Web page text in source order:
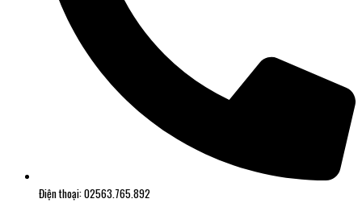
Điện thoại: 02563.765.892